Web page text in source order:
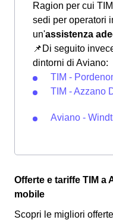
Ragion per cui
sedi per operatori
un'assistenza
📌Di seguito
dintorni di Aviano:
TIM -
TIM - Azzano
Aviano -
Offerte e tariffe TIM a
mobile
Scopri le migliori